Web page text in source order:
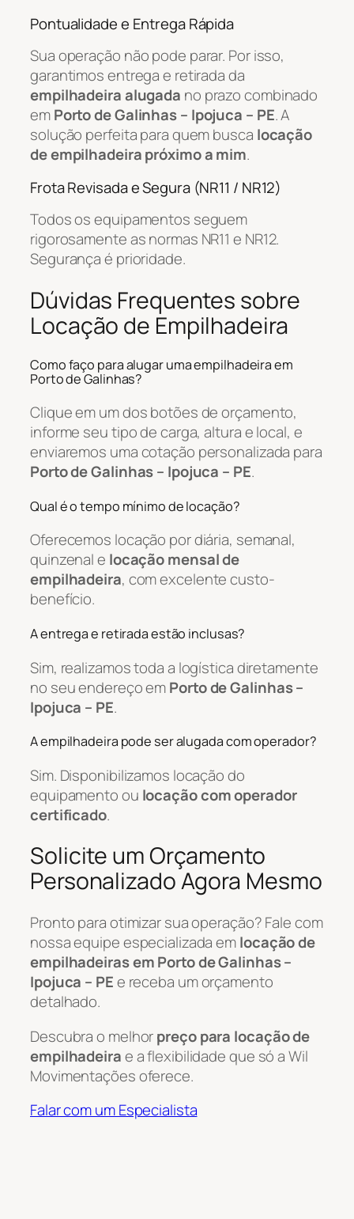
Pontualidade e Entrega Rápida
Sua operação não pode parar. Por isso,
garantimos entrega e retirada da
empilhadeira alugada no prazo combinado
emPorto de Galinhas – Ipojuca – PE. A
solução perfeita para quem busca locação
de empilhadeira próximo a mim.
Frota Revisada e Segura (NR11 / NR12)
Todos os equipamentos seguem
rigorosamente as normas NR11 e NR12.
Segurança é prioridade.
Dúvidas Frequentes sobre
Locação de Empilhadeira
Como faço para alugar uma empilhadeira em
Porto de Galinhas?
Clique em um dos botões de orçamento,
informe seu tipo de carga, altura e local, e
enviaremos uma cotação personalizada para
Porto de Galinhas – Ipojuca – PE.
Qual é o tempo mínimo de locação?
Oferecemos locação por diária, semanal,
quinzenal e locação mensal de
empilhadeira, com excelente custo-
benefício.
A entrega e retirada estão inclusas?
Sim, realizamos toda a logística diretamente
no seu endereço emPorto de Galinhas –
Ipojuca – PE.
A empilhadeira pode ser alugada com operador?
Sim. Disponibilizamos locação do
equipamento ou locação com operador
certificado.
Solicite um Orçamento
Personalizado Agora Mesmo
Pronto para otimizar sua operação? Fale com
nossa equipe especializada emlocação de
empilhadeiras em Porto de Galinhas –
Ipojuca – PEe receba um orçamento
detalhado.
Descubra o melhorpreço para locação de
empilhadeirae a flexibilidade que só a Wil
Movimentações oferece.
Falar com um Especialista